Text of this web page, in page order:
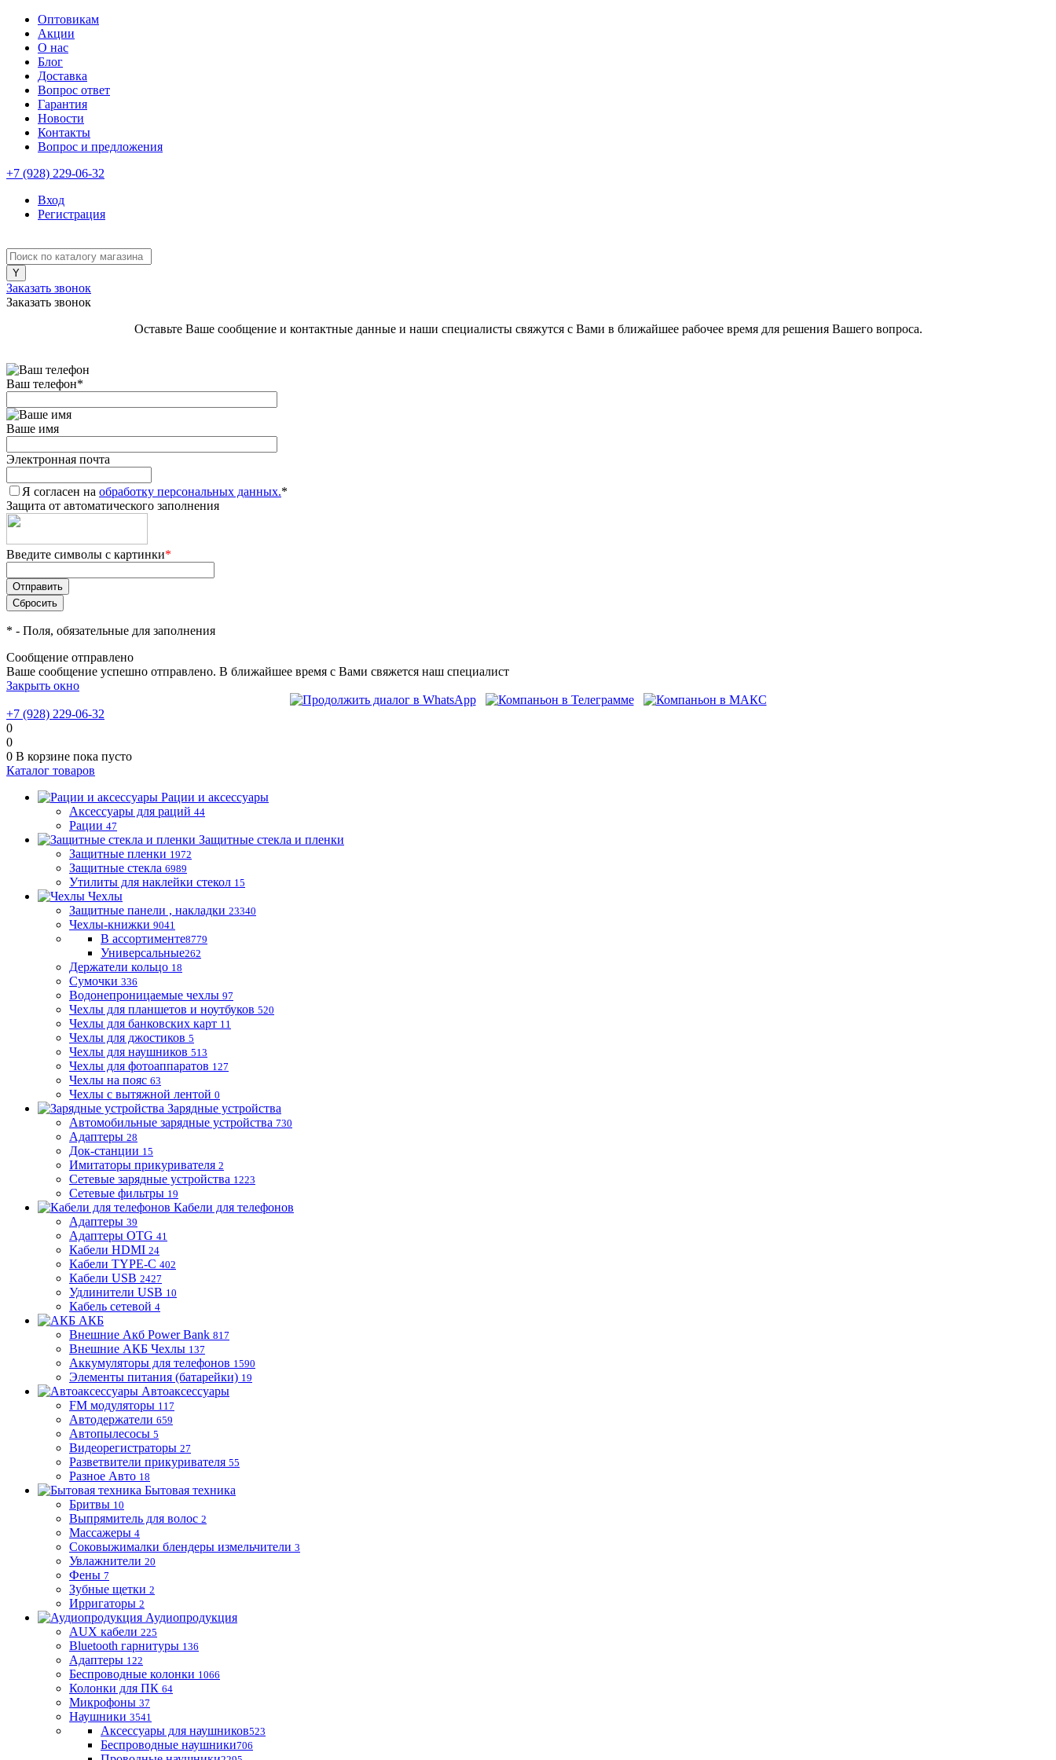
Оптовикам
Акции
О нас
Блог
Доставка
Вопрос ответ
Гарантия
Новости
Контакты
Вопрос и предложения
+7 (928) 229-06-32
Вход
Регистрация
Заказать звонок
Заказать звонок
Оставьте Ваше сообщение и контактные данные и наши специалисты свяжутся с Вами в ближайшее рабочее время для решения Вашего вопроса.
Ваш телефон*
Ваше имя
Электронная почта
Я согласен на обработку персональных данных.*
Защита от автоматического заполнения
Введите символы с картинки*
* - Поля, обязательные для заполнения
Сообщение отправлено
Ваше сообщение успешно отправлено. В ближайшее время с Вами свяжется наш специалист
Закрыть окно
+7 (928) 229-06-32
0
0
0 В корзине пока пусто
Каталог товаров
Рации и аксессуары
Аксессуары для раций 44
Рации 47
Защитные стекла и пленки
Защитные пленки 1972
Защитные стекла 6989
Утилиты для наклейки стекол 15
Чехлы
Защитные панели , накладки 23340
Чехлы-книжки 9041
В ассортименте8779
Универсальные262
Держатели кольцо 18
Сумочки 336
Водонепроницаемые чехлы 97
Чехлы для планшетов и ноутбуков 520
Чехлы для банковских карт 11
Чехлы для джостиков 5
Чехлы для наушников 513
Чехлы для фотоаппаратов 127
Чехлы на пояс 63
Чехлы с вытяжной лентой 0
Зарядные устройства
Автомобильные зарядные устройства 730
Адаптеры 28
Док-станции 15
Имитаторы прикуривателя 2
Сетевые зарядные устройства 1223
Сетевые фильтры 19
Кабели для телефонов
Адаптеры 39
Адаптеры OTG 41
Кабели HDMI 24
Кабели TYPE-C 402
Кабели USB 2427
Удлинители USB 10
Кабель сетевой 4
АКБ
Внешние Акб Power Bank 817
Внешние АКБ Чехлы 137
Аккумуляторы для телефонов 1590
Элементы питания (батарейки) 19
Автоаксессуары
FM модуляторы 117
Автодержатели 659
Автопылесосы 5
Видеорегистраторы 27
Разветвители прикуривателя 55
Разное Авто 18
Бытовая техника
Бритвы 10
Выпрямитель для волос 2
Массажеры 4
Соковыжималки блендеры измельчители 3
Увлажнители 20
Фены 7
Зубные щетки 2
Ирригаторы 2
Аудиопродукция
AUX кабели 225
Bluetooth гарнитуры 136
Адаптеры 122
Беспроводные колонки 1066
Колонки для ПК 64
Микрофоны 37
Наушники 3541
Аксессуары для наушников523
Беспроводные наушники706